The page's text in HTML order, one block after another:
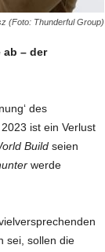
(Foto: Thunderful Group)
– der
des
ist ein Verlust
Buildseien
werde
sei, sollen die